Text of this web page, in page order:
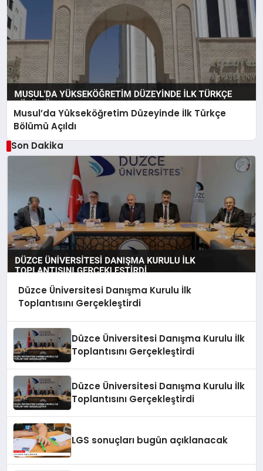
Musul’da Yükseköğretim Düzeyinde İlk Türkçe
Bölümü Açıldı
Son Dakika
Düzce Üniversitesi Danışma Kurulu İlk
Toplantısını Gerçekleştirdi
Düzce Üniversitesi Danışma Kurulu İlk
Toplantısını Gerçekleştirdi
Düzce Üniversitesi Danışma Kurulu İlk
Toplantısını Gerçekleştirdi
LGS sonuçları bugün açıklanacak